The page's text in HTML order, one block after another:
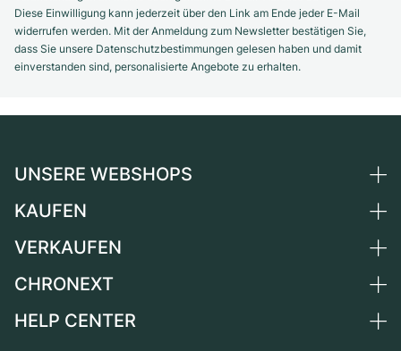
Diese Einwilligung kann jederzeit über den Link am Ende jeder E-Mail
widerrufen werden. Mit der Anmeldung zum Newsletter bestätigen Sie,
dass Sie unsere Datenschutzbestimmungen gelesen haben und damit
einverstanden sind, personalisierte Angebote zu erhalten.
UNSERE WEBSHOPS
Deutschland
Schweiz
Frankreich
KAUFEN
Alle Luxusuhren
Independent Brands
VERKAUFEN
Uhr verkaufen
CHRONEXT
Über uns
HELP CENTER